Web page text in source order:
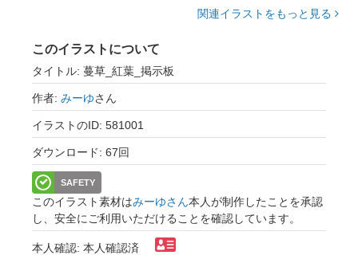
関連イラストをもっと見る
このイラストについて
タイトル: 蔓草_紅葉_掲示板
作者: みーゆさん
イラストのID: 581001
ダウンロード: 67回
SAFETY
このイラスト素材はみーゆさん本人が制作したことを承認
し、安全にご利用いただけることを確認しています。
本人確認: 本人確認済